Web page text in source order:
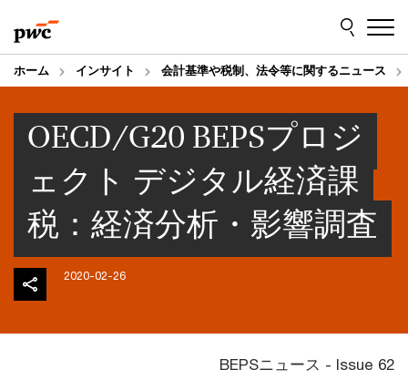
to
content
to
footer
ホーム インサイト 会計基準や税制、法令等に関するニュース
OECD/G20 BEPSプロジ
ェクト デジタル経済課
税：経済分析・影響調査
2020-02-26
BEPSニュース - Issue 62